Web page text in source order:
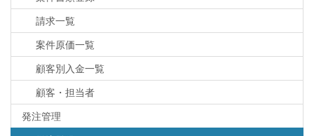
請求一覧
案件原価一覧
顧客別入金一覧
顧客・担当者
発注管理